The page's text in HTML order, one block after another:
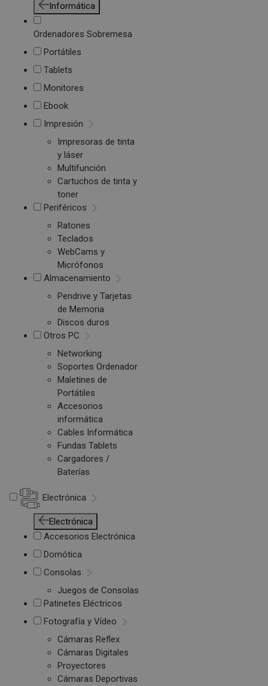
Informática
Ordenadores Sobremesa
Portátiles
Tablets
Monitores
Ebook
Impresión
Impresoras de tinta
y láser
Multifunción
Cartuchos de tinta y
toner
Periféricos
Ratones
Teclados
WebCams y
Micrófonos
Almacenamiento
Pendrive y Tarjetas
de Memoria
Discos duros
Otros PC
Networking
Soportes Ordenador
Maletines de
Portátiles
Accesorios
informática
Cables Informática
Fundas Tablets
Cargadores /
Baterías
Electrónica
Electrónica
Accesorios Electrónica
Domótica
Consolas
Juegos de Consolas
Patinetes Eléctricos
Fotografía y Vídeo
Cámaras Reflex
Cámaras Digitales
Proyectores
Cámaras Deportivas